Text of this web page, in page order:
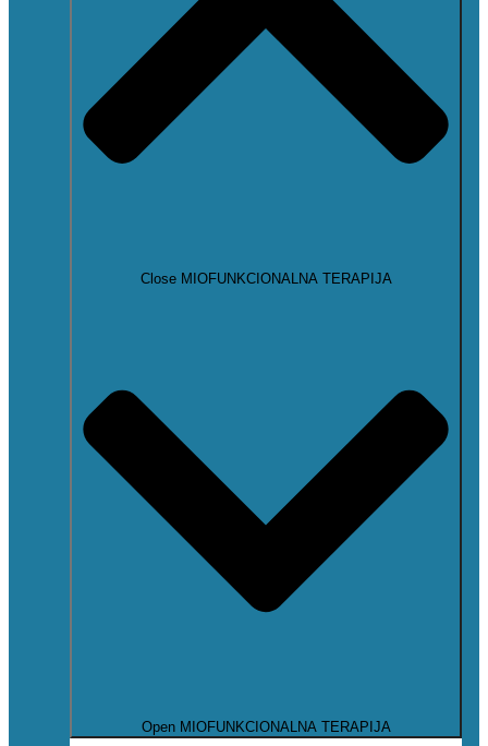
Close MIOFUNKCIONALNA TERAPIJA
Open MIOFUNKCIONALNA TERAPIJA